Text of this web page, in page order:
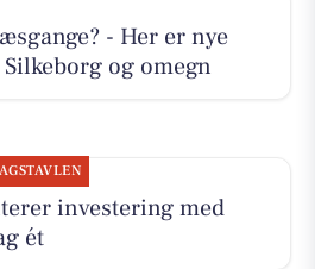
- Her er nye
og omegn
investering med
ét